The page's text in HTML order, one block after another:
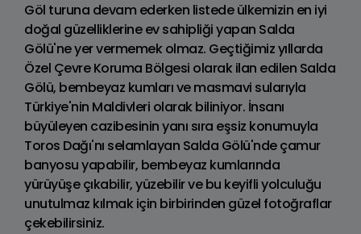
Göl turuna devam ederken listede ülkemizin en iyi
doğal güzelliklerine ev sahipliği yapan Salda
Gölü'ne yer vermemek olmaz. Geçtiğimiz yıllarda
Özel Çevre Koruma Bölgesi olarak ilan edilen Salda
Gölü, bembeyaz kumları ve masmavi sularıyla
Türkiye'nin Maldivleri olarak biliniyor. İnsanı
büyüleyen cazibesinin yanı sıra eşsiz konumuyla
Toros Dağı'nı selamlayan Salda Gölü'nde çamur
banyosu yapabilir, bembeyaz kumlarında
yürüyüşe çıkabilir, yüzebilir ve bu keyifli yolculuğu
unutulmaz kılmak için birbirinden güzel fotoğraflar
çekebilirsiniz.